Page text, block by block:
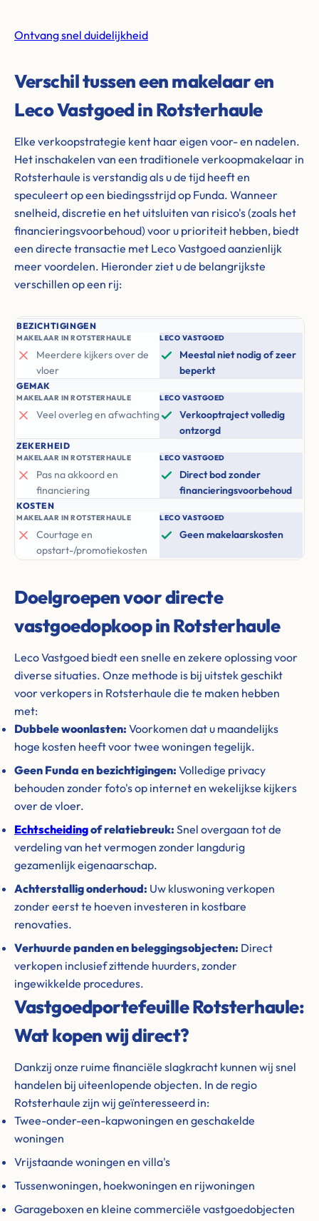
Ontvang snel duidelijkheid
Verschil tussen een makelaar en
Leco Vastgoed in Rotsterhaule
Elke verkoopstrategie kent haar eigen voor- en nadelen.
Het inschakelen van een traditionele verkoopmakelaar in
Rotsterhaule is verstandig als u de tijd heeft en
speculeert op een biedingsstrijd op Funda. Wanneer
snelheid, discretie en het uitsluiten van risico's (zoals het
financieringsvoorbehoud) voor u prioriteit hebben, biedt
een directe transactie met Leco Vastgoed aanzienlijk
meer voordelen. Hieronder ziet u de belangrijkste
verschillen op een rij:
BEZICHTIGINGEN
MAKELAAR IN ROTSTERHAULE
Meerdere kijkers over de
vloer
LECO VASTGOED
Meestal niet nodig of zeer
beperkt
GEMAK
MAKELAAR IN ROTSTERHAULE
Veel overleg en afwachting
LECO VASTGOED
Verkooptraject volledig
ontzorgd
ZEKERHEID
MAKELAAR IN ROTSTERHAULE
Pas na akkoord en
financiering
LECO VASTGOED
Direct bod zonder
financieringsvoorbehoud
KOSTEN
MAKELAAR IN ROTSTERHAULE
Courtage en
opstart-/promotiekosten
LECO VASTGOED
Geen makelaarskosten
Doelgroepen voor directe
vastgoedopkoop in Rotsterhaule
Leco Vastgoed biedt een snelle en zekere oplossing voor
diverse situaties. Onze methode is bij uitstek geschikt
voor verkopers in Rotsterhaule die te maken hebben
met:
Dubbele woonlasten: Voorkomen dat u maandelijks
hoge kosten heeft voor twee woningen tegelijk.
Geen Funda en bezichtigingen: Volledige privacy
behouden zonder foto's op internet en wekelijkse kijkers
over de vloer.
Echtscheidingof relatiebreuk: Snel overgaan tot de
verdeling van het vermogen zonder langdurig
gezamenlijk eigenaarschap.
Achterstallig onderhoud: Uw kluswoning verkopen
zonder eerst te hoeven investeren in kostbare
renovaties.
Verhuurde panden en beleggingsobjecten: Direct
verkopen inclusief zittende huurders, zonder
ingewikkelde procedures.
Vastgoedportefeuille Rotsterhaule:
Wat kopen wij direct?
Dankzij onze ruime financiële slagkracht kunnen wij snel
handelen bij uiteenlopende objecten. In de regio
Rotsterhaule zijn wij geïnteresseerd in:
Twee-onder-een-kapwoningen en geschakelde
woningen
Vrijstaande woningen en villa's
Tussenwoningen, hoekwoningen en rijwoningen
Garageboxen en kleine commerciële vastgoedobjecten